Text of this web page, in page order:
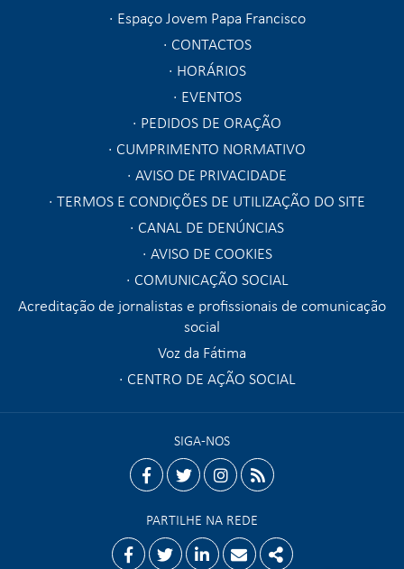
Espaço Jovem Papa Francisco
CONTACTOS
HORÁRIOS
EVENTOS
PEDIDOS DE ORAÇÃO
CUMPRIMENTO NORMATIVO
AVISO DE PRIVACIDADE
TERMOS E CONDIÇÕES DE UTILIZAÇÃO DO SITE
CANAL DE DENÚNCIAS
AVISO DE COOKIES
COMUNICAÇÃO SOCIAL
Acreditação de jornalistas e profissionais de comunicação
social
Voz da Fátima
CENTRO DE AÇÃO SOCIAL
SIGA-NOS
facebooktwitterinstagram
rss
PARTILHE NA REDE
FacebookTwitterLinkedinEmailShare